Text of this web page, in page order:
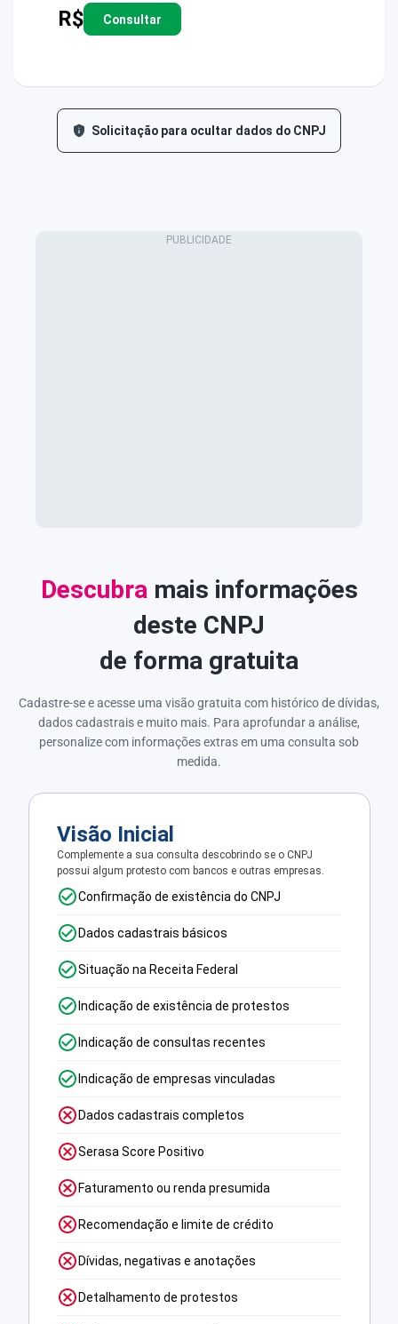
R$ Consultar
Solicitação para ocultar dados do CNPJ
Descubramais informações
deste CNPJ
de forma gratuita
Cadastre-se e acesse uma visão gratuita com histórico de dívidas,
dados cadastrais e muito mais. Para aprofundar a análise,
personalize com informações extras em uma consulta sob
medida.
Visão Inicial
Complemente a sua consulta descobrindo se o CNPJ
possui algum protesto com bancos e outras empresas.
Confirmação de existência do CNPJ
Dados cadastrais básicos
Situação na Receita Federal
Indicação de existência de protestos
Indicação de consultas recentes
Indicação de empresas vinculadas
Dados cadastrais completos
Serasa Score Positivo
Faturamento ou renda presumida
Recomendação e limite de crédito
Dívidas, negativas e anotações
Detalhamento de protestos